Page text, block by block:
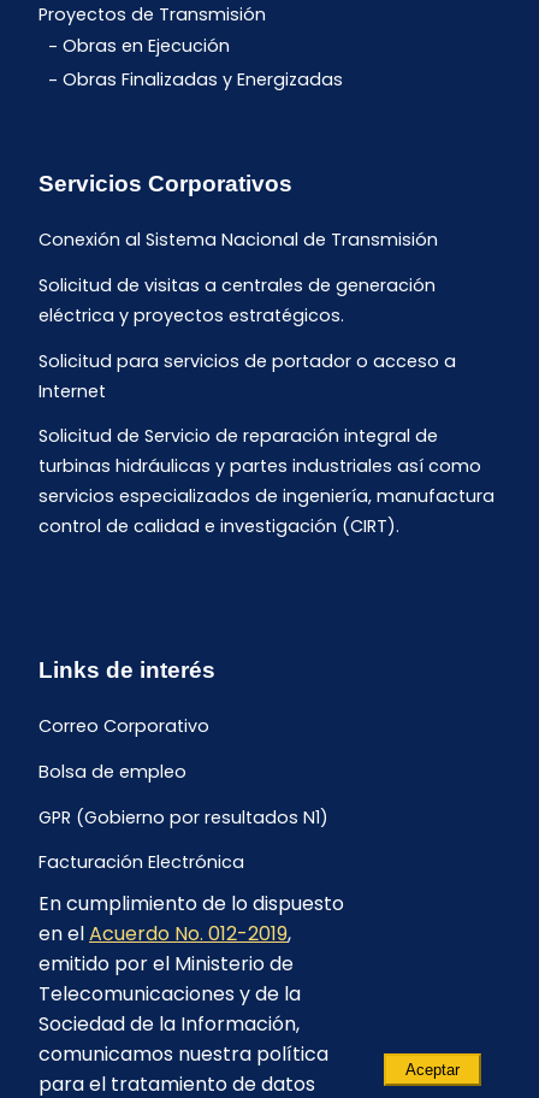
Proyectos de Transmisión
Obras en Ejecución
Obras Finalizadas y Energizadas
Servicios Corporativos
Conexión al Sistema Nacional de Transmisión
Solicitud de visitas a centrales de generación
eléctrica y proyectos estratégicos.
Solicitud para servicios de portador o acceso a
Internet
Solicitud de Servicio de reparación integral de
turbinas hidráulicas y partes industriales así como
servicios especializados de ingeniería, manufactura
control de calidad e investigación (CIRT).
Links de interés
Correo Corporativo
Bolsa de empleo
GPR (Gobierno por resultados N1)
Facturación Electrónica
Archivo Histórico de Facturación
Portal Ambiental y Social
Proyecto Geotérmico Chachimbiro
Contratación consultoría mediante “Lista Corta”
Reglamento de Procesos Asociativos
En cumplimiento de lo dispuesto
en elAcuerdo No. 012-2019,
emitido por el Ministerio de
Telecomunicaciones y de la
Sociedad de la Información,
comunicamos nuestra política
para el tratamiento de datos
Aceptar